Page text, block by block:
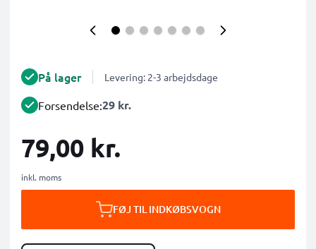
På lager Levering: 2-3 arbejdsdage
Forsendelse:29 kr.
79,00 kr.
inkl. moms
FØJ TIL INDKØBSVOGN